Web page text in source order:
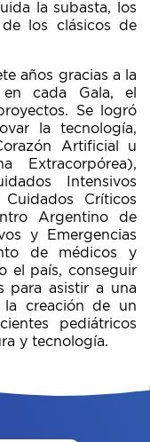
la subasta, los
los clásicos de
años gracias a la
en cada Gala, el
Se logró
la tecnología,
Artificial u
Extracorpórea),
Intensivos
Críticos
Argentino de
y Emergencias
de médicos y
el país, conseguir
para asistir a una
creación de un
pediátricos
y tecnología.